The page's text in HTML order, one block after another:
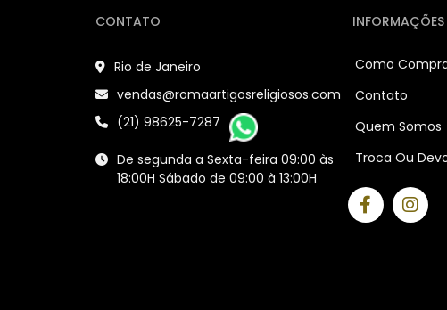
CONTATO
Rio de Janeiro
vendas@romaartigosreligiosos.com
(21) 98625-7287
De segunda a Sexta-feira 09:00 às
18:00H Sábado de 09:00 à 13:00H
INFORMAÇÕES
Como
Contato
Quem Somos
Troca Ou